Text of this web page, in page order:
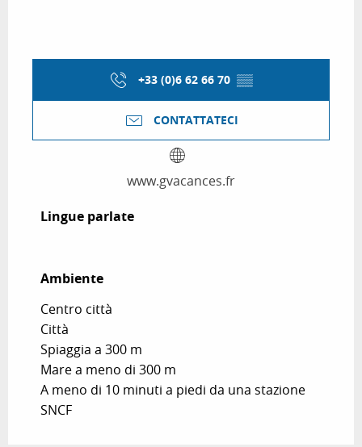
+33 (0)6 62 66 70 ▒▒
CONTATTATECI
www.gvacances.fr
Lingue parlate
Lingue parlate
Ambiente
Ambiente
Centro città
Città
Spiaggia a 300 m
Mare a meno di 300 m
A meno di 10 minuti a piedi da una stazione
SNCF